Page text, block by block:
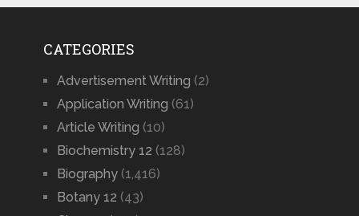
CATEGORIES
Advertisement Writing (2)
Application Writing (61)
Article Writing (10)
Biochemistry 12 (128)
Biography(1,416)
Botany 12 (43)